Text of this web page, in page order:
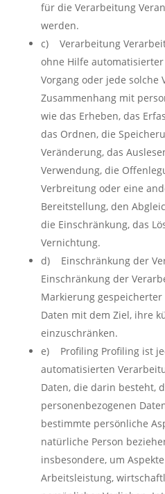
für die Verarbeitung
werden.
c) Verarbeitung
ohne Hilfe
Vorgang oder jede solche
Zusammenhang mit
wie das Erheben, das
das Ordnen, die
Veränderung, das
Verwendung, die
Verbreitung oder eine
Bereitstellung, den
die Einschränkung, das
Vernichtung.
d) Einschränkung der
Einschränkung der
Markierung
Daten mit dem Ziel, ihre
einzuschränken.
e) Profiling Profiling ist
automatisierten
Daten, die darin besteht,
personenbezogenen
bestimmte persönliche
natürliche Person
insbesondere, um
Arbeitsleistung,